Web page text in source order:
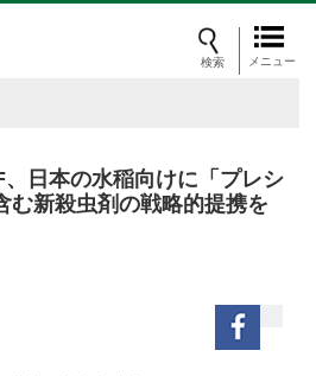
メニュー
日本の水稲向けに「プレシ
む新殺虫剤の戦略的提携を